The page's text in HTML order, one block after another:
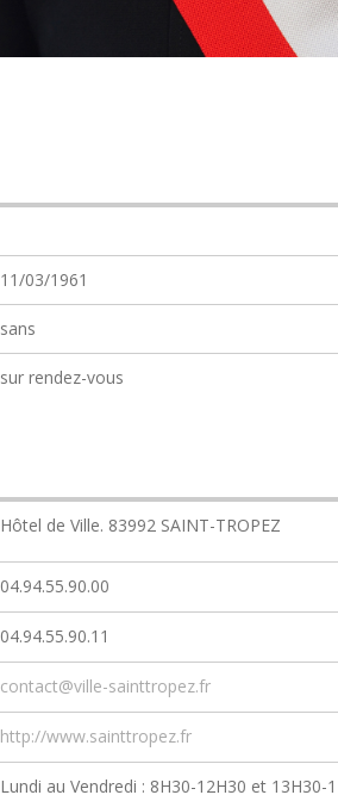
11/03/1961
sans
sur rendez-vous
Hôtel de Ville. 83992 SAINT-TROPEZ
04.94.55.90.00
04.94.55.90.11
contact@ville-sainttropez.fr
http://www.sainttropez.fr
Lundi au Vendredi : 8H30-12H30 et 13H30-